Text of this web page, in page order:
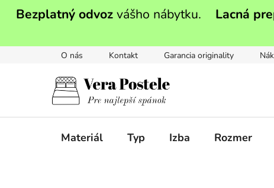
Bezplatný odvozvášho nábytku. Lacná
O nás Kontakt Garancia originality
Materiál Typ Izba Rozmer